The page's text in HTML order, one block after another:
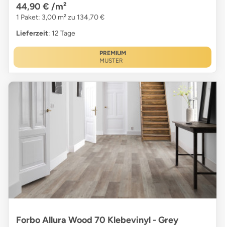
44,90 € /m²
1 Paket: 3,00 m² zu 134,70 €
Lieferzeit: 12 Tage
PREMIUM
MUSTER
Forbo Allura Wood 70 Klebevinyl - Grey